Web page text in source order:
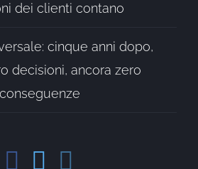
dei clienti contano
cinque anni dopo,
decisioni, ancora zero
conseguenze